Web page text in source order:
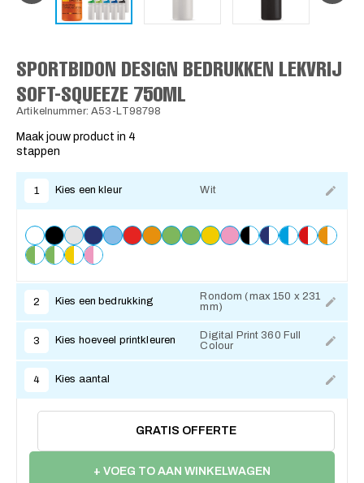
SPORTBIDON DESIGN BEDRUKKEN LEKVRIJ
SOFT-SQUEEZE 750ML
Artikelnummer: A53-LT98798
Maak jouw product in 4
stappen
1 Kies een kleur Wit
2 Kies een bedrukking
Rondom (max 150 x 231
mm)
3 Kies hoeveel printkleuren
Digital Print 360 Full
Colour
4 Kies aantal
GRATIS OFFERTE
+ VOEG TO AAN WINKELWAGEN